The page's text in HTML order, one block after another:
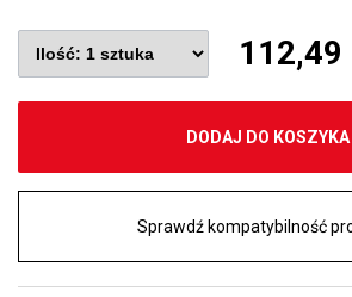
112,49
DODAJ DO KOSZYKA
Sprawdź kompatybilność